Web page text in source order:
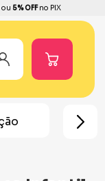
ou 5% OFFno PIX
Aranha